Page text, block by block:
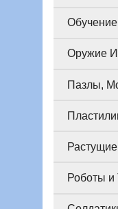
Оружие
Пазлы,
Роботы